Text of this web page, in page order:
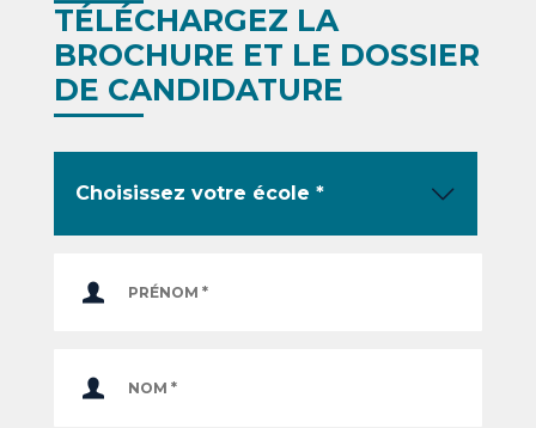
TÉLÉCHARGEZ LA
BROCHURE ET LE DOSSIER
DE CANDIDATURE